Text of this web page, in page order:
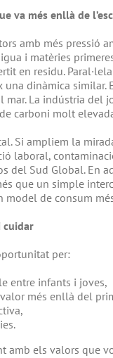
va més enllà de
amb més pressió
i matèries
en residu.
dinàmica
mar. La indústria
carboni molt
Si ampliem la
laboral,
del Sud Global. En
que un simple
model de consum
cuidar
per:
entre infants i joves,
més enllà del
amb els valors que